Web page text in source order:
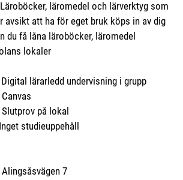
läromedel och lärverktyg som
avsikt att ha för eget bruk köps in av dig
du få låna läroböcker, läromedel
lokaler
undervisning i grupp
på lokal
studieuppehåll
7